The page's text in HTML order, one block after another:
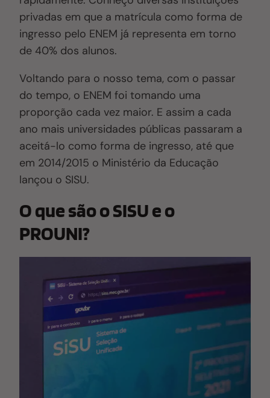
privadas em que a matrícula como forma de
ingresso pelo ENEM já representa em torno
de 40% dos alunos.
Voltando para o nosso tema, com o passar
do tempo, o ENEM foi tomando uma
proporção cada vez maior. E assim a cada
ano mais universidades públicas passaram a
aceitá-lo como forma de ingresso, até que
em 2014/2015 o Ministério da Educação
lançou o SISU.
O que são o SISU e o
PROUNI?